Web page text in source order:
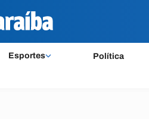
Esportes Política